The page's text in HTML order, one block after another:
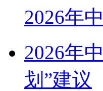
2026年
2026年
划”建议